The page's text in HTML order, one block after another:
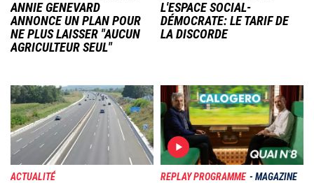
ANNIE GENEVARD
ANNONCE UN PLAN POUR
NE PLUS LAISSER "AUCUN
AGRICULTEUR SEUL"
L'ESPACE SOCIAL-
DÉMOCRATE: LE TARIF DE
LA DISCORDE
Image
ACTUALITÉ
Image
REPLAY PROGRAMME MAGAZINE